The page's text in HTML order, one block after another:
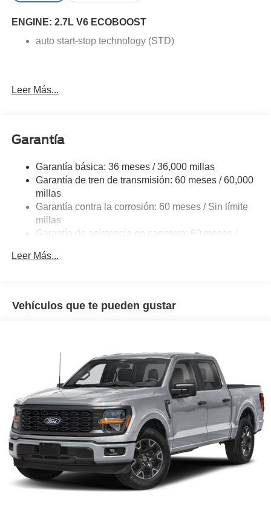
ENGINE: 2.7L V6 ECOBOOST
auto start-stop technology (STD)
Leer Más...
Garantía
Garantía básica: 36 meses / 36,000 millas
Garantía de tren de transmisión: 60 meses / 60,000
millas
Garantía contra la corrosión: 60 meses / Sin límite
millas
Garantía de asistencia en carretera: 60 meses /
Leer Más...
Vehículos que te pueden gustar